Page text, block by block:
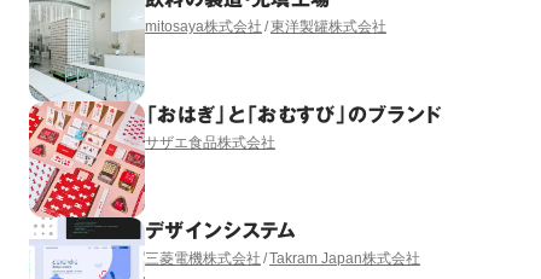
mitosaya株式会社 東洋製罐株式会社
「おはぎ」と「おむすび」のブランド
サザエ食品株式会社
デザインシステム
三菱電機株式会社 Takram Japan株式会社